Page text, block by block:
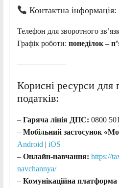
Контактна інформація:
Телефон для зворотного
Графік роботи: понеділок –
Корисні ресурси для
податків:
– Гаряча лінія ДПС: 0800
– Мобільний застосунок
Android | iOS
– Онлайн-навчання: https://
navchannya/
– Комунікаційна